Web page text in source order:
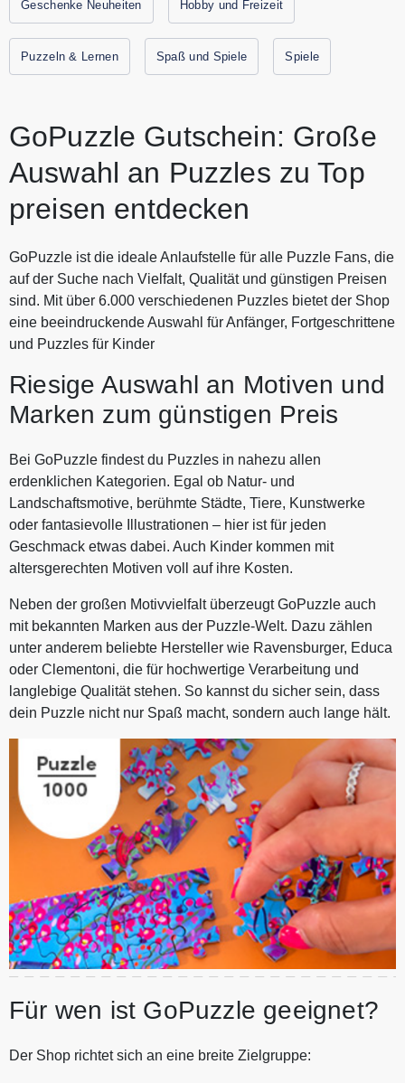
der Online Shop bietet ganz viel Entspannung, zu ganz
kleinen Preisen. Entdecken Sie GO Puzzle Angebote und
tauchen Sie in die faszinierende Welt der kleinen Teilchen
Geschenke Neuheiten Hobby und Freizeit
Puzzeln & Lernen Spaß und Spiele Spiele
GoPuzzle Gutschein: Große
Auswahl an Puzzles zu Top
preisen entdecken
GoPuzzle ist die ideale Anlaufstelle für alle Puzzle Fans, die
auf der Suche nach Vielfalt, Qualität und günstigen Preisen
sind. Mit über 6.000 verschiedenen Puzzles bietet der Shop
eine beeindruckende Auswahl für Anfänger, Fortgeschrittene
und Puzzles für Kinder
Riesige Auswahl an Motiven und
Marken zum günstigen Preis
Bei GoPuzzle findest du Puzzles in nahezu allen
erdenklichen Kategorien. Egal ob Natur- und
Landschaftsmotive, berühmte Städte, Tiere, Kunstwerke
oder fantasievolle Illustrationen – hier ist für jeden
Geschmack etwas dabei. Auch Kinder kommen mit
altersgerechten Motiven voll auf ihre Kosten.
Neben der großen Motivvielfalt überzeugt GoPuzzle auch
mit bekannten Marken aus der Puzzle-Welt. Dazu zählen
unter anderem beliebte Hersteller wie Ravensburger, Educa
oder Clementoni, die für hochwertige Verarbeitung und
langlebige Qualität stehen. So kannst du sicher sein, dass
dein Puzzle nicht nur Spaß macht, sondern auch lange hält.
Für wen ist GoPuzzle geeignet?
Der Shop richtet sich an eine breite Zielgruppe: